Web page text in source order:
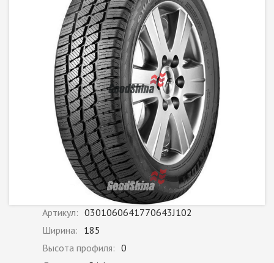
Артикул: 0301060641770643J102
Ширина: 185
Высота профиля: 0